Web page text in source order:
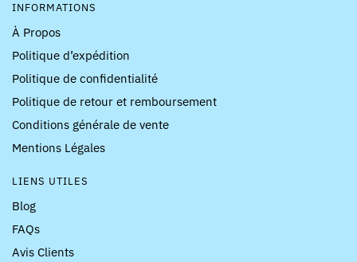
INFORMATIONS
À Propos
Politique d’expédition
Politique de confidentialité
Politique de retour et remboursement
Conditions générale de vente
Mentions Légales
LIENS UTILES
Blog
FAQs
Avis Clients